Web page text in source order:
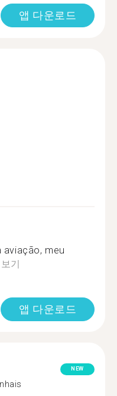
앱 다운로드
meu
기
앱 다운로드
NEW